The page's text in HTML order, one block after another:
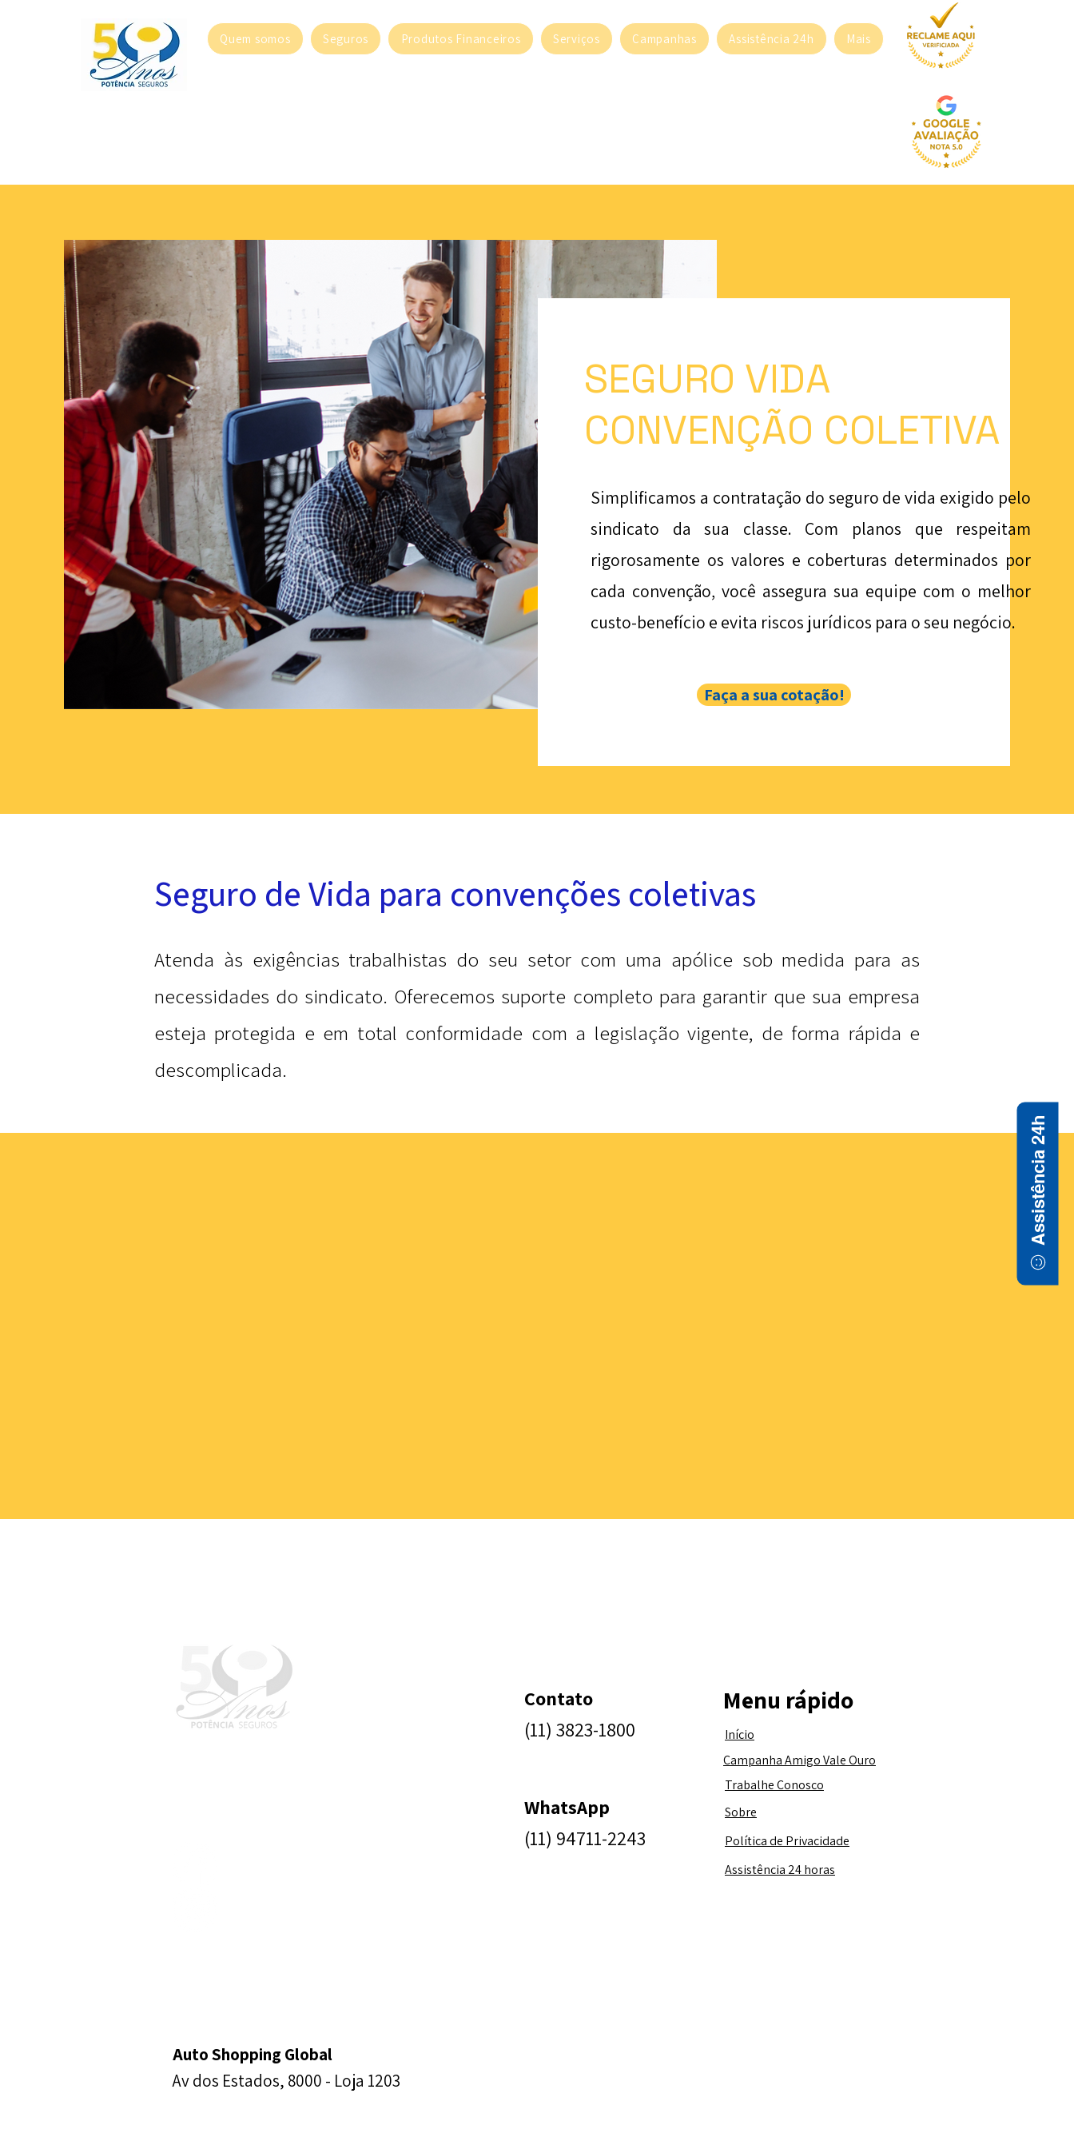
Quem somos Seguros Produtos Financeiros Serviços Campanhas Assistência 24h Mais
Assistência 24h
SEGURO VIDA
CONVENÇÃO COLETIVA
Simplificamos a contratação do seguro de vida exigido pelo
sindicato da sua classe. Com planos que respeitam
rigorosamente os valores e coberturas determinados por
cada convenção, você assegura sua equipe com o melhor
custo-benefício e evita riscos jurídicos para o seu negócio.
Faça a sua cotação!
Seguro de Vida para convenções coletivas
Atenda às exigências trabalhistas do seu setor com uma apólice sob medida para as
necessidades do sindicato. Oferecemos suporte completo para garantir que sua empresa
esteja protegida e em total conformidade com a legislação vigente, de forma rápida e
descomplicada.
Contato
(11) 3823-1800
WhatsApp
(11) 94711-2243
Menu rápido
Início
Campanha Amigo Vale Ouro
Trabalhe Conosco
Sobre
Política de Privacidade
Assistência 24 horas
Auto Shopping Global
Av dos Estados, 8000 - Loja 1203